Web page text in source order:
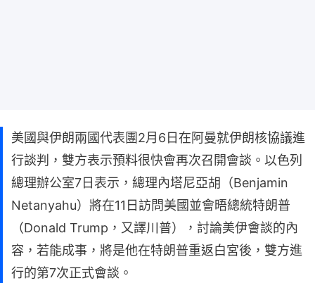
美國與伊朗兩國代表團2月6日在阿曼就伊朗核協議進
行談判，雙方表示預料很快會再次召開會談。以色列
總理辦公室7日表示，總理內塔尼亞胡（Benjamin
Netanyahu）將在11日訪問美國並會晤總統特朗普
（Donald Trump，又譯川普），討論美伊會談的內
容，若能成事，將是他在特朗普重返白宮後，雙方進
行的第7次正式會談。